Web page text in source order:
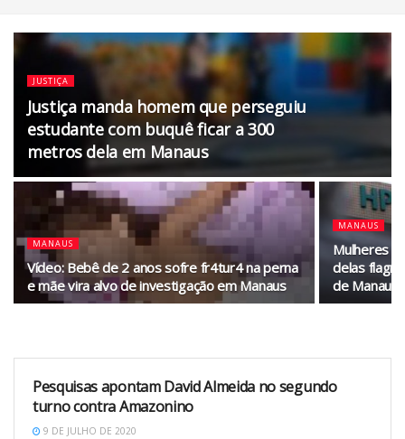
JUSTIÇA
Justiça manda homem que perseguiu
estudante com buquê ficar a 300
metros dela em Manaus
MANAUS
Vídeo: Bebê de 2 anos sofre fr4tur4 na perna
e mãe vira alvo de investigação em Manaus
MANAUS
Mulheres
delas
de Manaus
MANAUS
Pesquisas apontam David Almeida no segundo
turno contra Amazonino
9 DE JULHO DE 2020